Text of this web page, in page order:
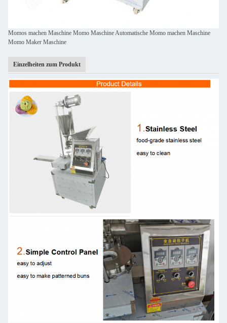
Momos machen Maschine Momo Maschine Automatische Momo machen Maschine
Momo Maker Maschine
Einzelheiten zum Produkt